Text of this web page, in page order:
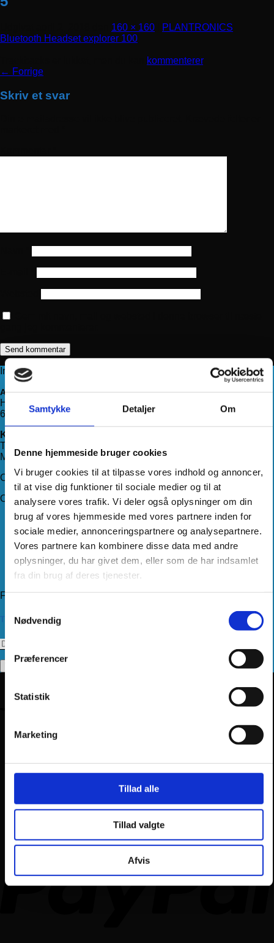
Samtykke Detaljer Om
Denne hjemmeside bruger cookies
Vi bruger cookies til at tilpasse vores indhold og annoncer,
til at vise dig funktioner til sociale medier og til at
analysere vores trafik. Vi deler også oplysninger om din
brug af vores hjemmeside med vores partnere inden for
sociale medier, annonceringspartnere og analysepartnere.
Vores partnere kan kombinere disse data med andre
oplysninger, du har givet dem, eller som de har indsamlet
fra din brug af deres tjenester.
Nødvendig
Præferencer
Statistik
Marketing
Tillad alle
Tillad valgte
Afvis
160 × 160
PLANTRONICS
Bluetooth Headset explorer 100
kommenterer.
← Forrige
Skriv et svar
Information
Adresse
Haderslevvej 78, st.
6200 Aabenraa
Kontakt os
Telefon:
Mail:kundeservice@hjemmeudstyr.dk
CVR: 33994680
Om Hjemmeudstyr
Om os
Handelsbetingelser
Levering
Kundeservice
Returnering
Privatlivspolitik
Følg os
Tilmeld dig vores nyhedsbrev